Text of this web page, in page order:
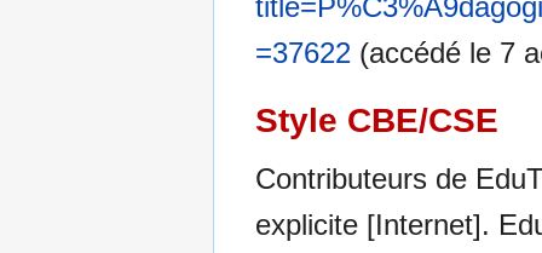
=37622 (accédé le 7
Style CBE/CSE
Contributeurs de
explicite [Internet].